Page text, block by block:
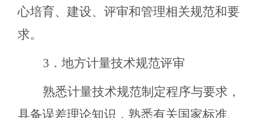
心培育、建设、评审和管理相关规范和要
求。
3．地方计量技术规范评审
熟悉计量技术规范制定程序与要求，
具备误差理论知识，熟悉有关国家标准、